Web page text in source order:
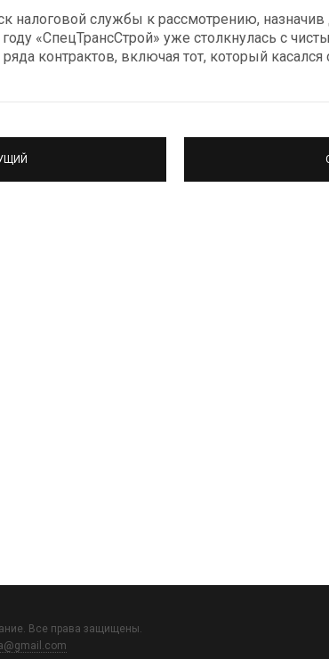
налоговой службы к рассмотрению, назначив
«СпецТрансСтрой» уже столкнулась с
контрактов, включая тот, который касался
Все права защищены.